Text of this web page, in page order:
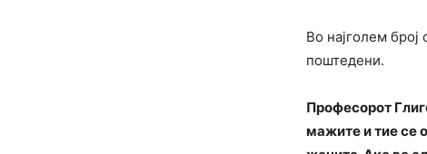
Во најголем
поштедени.
Професорот
мажите и тие се